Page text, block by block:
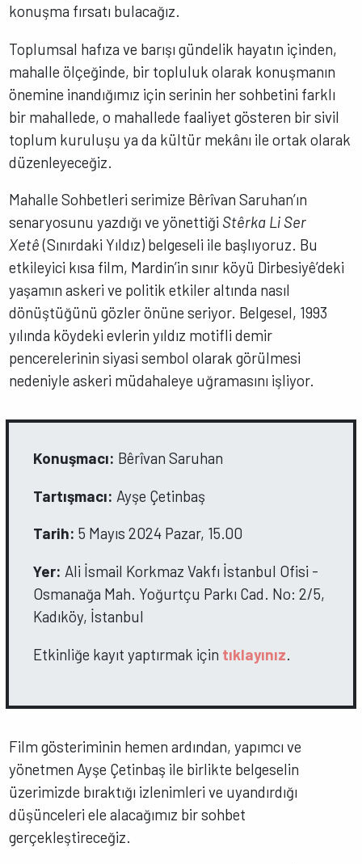
konuşma fırsatı bulacağız.
Toplumsal hafıza ve barışı gündelik hayatın içinden,
mahalle ölçeğinde, bir topluluk olarak konuşmanın
önemine inandığımız için serinin her sohbetini farklı
bir mahallede, o mahallede faaliyet gösteren bir sivil
toplum kuruluşu ya da kültür mekânı ile ortak olarak
düzenleyeceğiz.
Mahalle Sohbetleri serimize Bêrîvan Saruhan’ın
senaryosunu yazdığı ve yönettiği Stêrka Li Ser
Xetê(Sınırdaki Yıldız) belgeseli ile başlıyoruz. Bu
etkileyici kısa film, Mardin’in sınır köyü Dirbesiyê’deki
yaşamın askeri ve politik etkiler altında nasıl
dönüştüğünü gözler önüne seriyor. Belgesel, 1993
yılında köydeki evlerin yıldız motifli demir
pencerelerinin siyasi sembol olarak görülmesi
nedeniyle askeri müdahaleye uğramasını işliyor.
Konuşmacı: Bêrîvan Saruhan
Tartışmacı: Ayşe Çetinbaş
Tarih:5 Mayıs 2024 Pazar, 15.00
Yer: Ali İsmail Korkmaz Vakfı İstanbul Ofisi -
Osmanağa Mah. Yoğurtçu Parkı Cad. No: 2/5,
Kadıköy, İstanbul
Etkinliğe kayıt yaptırmak için tıklayınız.
Film gösteriminin hemen ardından, yapımcı ve
yönetmen Ayşe Çetinbaş ile birlikte belgeselin
üzerimizde bıraktığı izlenimleri ve uyandırdığı
düşünceleri ele alacağımız bir sohbet
gerçekleştireceğiz.